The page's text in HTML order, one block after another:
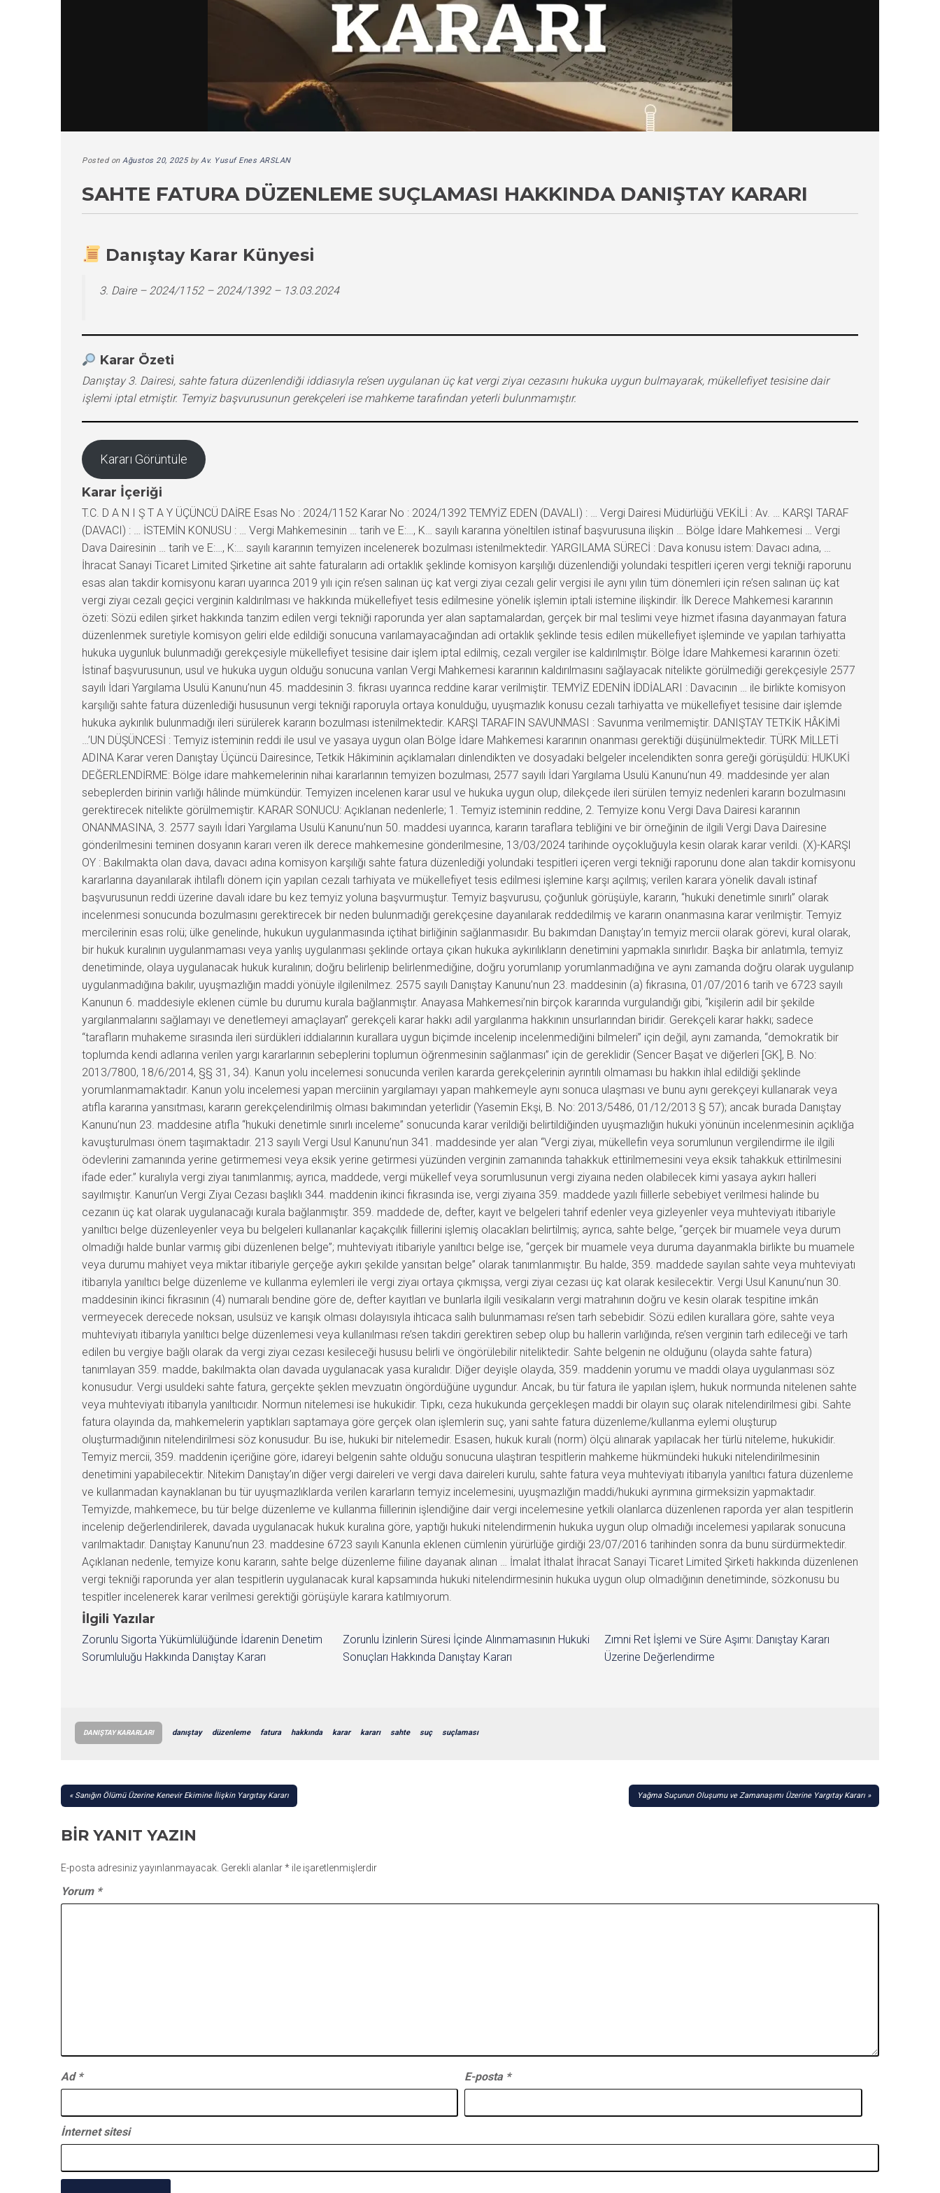
Posted on Ağustos 20, 2025byAv. Yusuf Enes ARSLAN
SAHTE FATURA DÜZENLEME SUÇLAMASI HAKKINDA DANIŞTAY KARARI
Danıştay Karar Künyesi
3. Daire – 2024/1152 – 2024/1392 – 13.03.2024
Karar Özeti
Danıştay 3. Dairesi, sahte fatura düzenlendiği iddiasıyla re’sen uygulanan üç kat vergi ziyaı cezasını hukuka uygun bulmayarak, mükellefiyet tesisine dair
işlemi iptal etmiştir. Temyiz başvurusunun gerekçeleri ise mahkeme tarafından yeterli bulunmamıştır.
Kararı Görüntüle
Karar İçeriği
T.C. D A N I Ş T A Y ÜÇÜNCÜ DAİRE Esas No : 2024/1152 Karar No : 2024/1392 TEMYİZ EDEN (DAVALI) : … Vergi Dairesi Müdürlüğü VEKİLİ : Av. … KARŞI TARAF
(DAVACI) : … İSTEMİN KONUSU : … Vergi Mahkemesinin … tarih ve E:…, K… sayılı kararına yöneltilen istinaf başvurusuna ilişkin … Bölge İdare Mahkemesi … Vergi
Dava Dairesinin … tarih ve E:…, K:… sayılı kararının temyizen incelenerek bozulması istenilmektedir. YARGILAMA SÜRECİ : Dava konusu istem: Davacı adına, …
İhracat Sanayi Ticaret Limited Şirketine ait sahte faturaların adi ortaklık şeklinde komisyon karşılığı düzenlendiği yolundaki tespitleri içeren vergi tekniği raporunu
esas alan takdir komisyonu kararı uyarınca 2019 yılı için re’sen salınan üç kat vergi ziyaı cezalı gelir vergisi ile aynı yılın tüm dönemleri için re’sen salınan üç kat
vergi ziyaı cezalı geçici verginin kaldırılması ve hakkında mükellefiyet tesis edilmesine yönelik işlemin iptali istemine ilişkindir. İlk Derece Mahkemesi kararının
özeti: Sözü edilen şirket hakkında tanzim edilen vergi tekniği raporunda yer alan saptamalardan, gerçek bir mal teslimi veye hizmet ifasına dayanmayan fatura
düzenlenmek suretiyle komisyon geliri elde edildiği sonucuna varılamayacağından adi ortaklık şeklinde tesis edilen mükellefiyet işleminde ve yapılan tarhiyatta
hukuka uygunluk bulunmadığı gerekçesiyle mükellefiyet tesisine dair işlem iptal edilmiş, cezalı vergiler ise kaldırılmıştır. Bölge İdare Mahkemesi kararının özeti:
İstinaf başvurusunun, usul ve hukuka uygun olduğu sonucuna varılan Vergi Mahkemesi kararının kaldırılmasını sağlayacak nitelikte görülmediği gerekçesiyle 2577
sayılı İdari Yargılama Usulü Kanunu’nun 45. maddesinin 3. fıkrası uyarınca reddine karar verilmiştir. TEMYİZ EDENİN İDDİALARI : Davacının … ile birlikte komisyon
karşılığı sahte fatura düzenlediği hususunun vergi tekniği raporuyla ortaya konulduğu, uyuşmazlık konusu cezalı tarhiyatta ve mükellefiyet tesisine dair işlemde
hukuka aykırılık bulunmadığı ileri sürülerek kararın bozulması istenilmektedir. KARŞI TARAFIN SAVUNMASI : Savunma verilmemiştir. DANIŞTAY TETKİK HÂKİMİ
…’UN DÜŞÜNCESİ : Temyiz isteminin reddi ile usul ve yasaya uygun olan Bölge İdare Mahkemesi kararının onanması gerektiği düşünülmektedir. TÜRK MİLLETİ
ADINA Karar veren Danıştay Üçüncü Dairesince, Tetkik Hâkiminin açıklamaları dinlendikten ve dosyadaki belgeler incelendikten sonra gereği görüşüldü: HUKUKİ
DEĞERLENDİRME: Bölge idare mahkemelerinin nihai kararlarının temyizen bozulması, 2577 sayılı İdari Yargılama Usulü Kanunu’nun 49. maddesinde yer alan
sebeplerden birinin varlığı hâlinde mümkündür. Temyizen incelenen karar usul ve hukuka uygun olup, dilekçede ileri sürülen temyiz nedenleri kararın bozulmasını
gerektirecek nitelikte görülmemiştir. KARAR SONUCU: Açıklanan nedenlerle; 1. Temyiz isteminin reddine, 2. Temyize konu Vergi Dava Dairesi kararının
ONANMASINA, 3. 2577 sayılı İdari Yargılama Usulü Kanunu’nun 50. maddesi uyarınca, kararın taraflara tebliğini ve bir örneğinin de ilgili Vergi Dava Dairesine
gönderilmesini teminen dosyanın kararı veren ilk derece mahkemesine gönderilmesine, 13/03/2024 tarihinde oyçokluğuyla kesin olarak karar verildi. (X)-KARŞI
OY : Bakılmakta olan dava, davacı adına komisyon karşılığı sahte fatura düzenlediği yolundaki tespitleri içeren vergi tekniği raporunu done alan takdir komisyonu
kararlarına dayanılarak ihtilaflı dönem için yapılan cezalı tarhiyata ve mükellefiyet tesis edilmesi işlemine karşı açılmış; verilen karara yönelik davalı istinaf
başvurusunun reddi üzerine davalı idare bu kez temyiz yoluna başvurmuştur. Temyiz başvurusu, çoğunluk görüşüyle, kararın, “hukuki denetimle sınırlı” olarak
incelenmesi sonucunda bozulmasını gerektirecek bir neden bulunmadığı gerekçesine dayanılarak reddedilmiş ve kararın onanmasına karar verilmiştir. Temyiz
mercilerinin esas rolü; ülke genelinde, hukukun uygulanmasında içtihat birliğinin sağlanmasıdır. Bu bakımdan Danıştay’ın temyiz mercii olarak görevi, kural olarak,
bir hukuk kuralının uygulanmaması veya yanlış uygulanması şeklinde ortaya çıkan hukuka aykırılıkların denetimini yapmakla sınırlıdır. Başka bir anlatımla, temyiz
denetiminde, olaya uygulanacak hukuk kuralının; doğru belirlenip belirlenmediğine, doğru yorumlanıp yorumlanmadığına ve aynı zamanda doğru olarak uygulanıp
uygulanmadığına bakılır, uyuşmazlığın maddi yönüyle ilgilenilmez. 2575 sayılı Danıştay Kanunu’nun 23. maddesinin (a) fıkrasına, 01/07/2016 tarih ve 6723 sayılı
Kanunun 6. maddesiyle eklenen cümle bu durumu kurala bağlanmıştır. Anayasa Mahkemesi’nin birçok kararında vurgulandığı gibi, “kişilerin adil bir şekilde
yargılanmalarını sağlamayı ve denetlemeyi amaçlayan” gerekçeli karar hakkı adil yargılanma hakkının unsurlarından biridir. Gerekçeli karar hakkı; sadece
“tarafların muhakeme sırasında ileri sürdükleri iddialarının kurallara uygun biçimde incelenip incelenmediğini bilmeleri” için değil, aynı zamanda, “demokratik bir
toplumda kendi adlarına verilen yargı kararlarının sebeplerini toplumun öğrenmesinin sağlanması” için de gereklidir (Sencer Başat ve diğerleri [GK], B. No:
2013/7800, 18/6/2014, §§ 31, 34). Kanun yolu incelemesi sonucunda verilen kararda gerekçelerinin ayrıntılı olmaması bu hakkın ihlal edildiği şeklinde
yorumlanmamaktadır. Kanun yolu incelemesi yapan merciinin yargılamayı yapan mahkemeyle aynı sonuca ulaşması ve bunu aynı gerekçeyi kullanarak veya
atıfla kararına yansıtması, kararın gerekçelendirilmiş olması bakımından yeterlidir (Yasemin Ekşi, B. No: 2013/5486, 01/12/2013 § 57); ancak burada Danıştay
Kanunu’nun 23. maddesine atıfla “hukuki denetimle sınırlı inceleme” sonucunda karar verildiği belirtildiğinden uyuşmazlığın hukuki yönünün incelenmesinin açıklığa
kavuşturulması önem taşımaktadır. 213 sayılı Vergi Usul Kanunu’nun 341. maddesinde yer alan “Vergi ziyaı, mükellefin veya sorumlunun vergilendirme ile ilgili
ödevlerini zamanında yerine getirmemesi veya eksik yerine getirmesi yüzünden verginin zamanında tahakkuk ettirilmemesini veya eksik tahakkuk ettirilmesini
ifade eder.” kuralıyla vergi ziyaı tanımlanmış; ayrıca, maddede, vergi mükellef veya sorumlusunun vergi ziyaına neden olabilecek kimi yasaya aykırı halleri
sayılmıştır. Kanun’un Vergi Ziyaı Cezası başlıklı 344. maddenin ikinci fıkrasında ise, vergi ziyaına 359. maddede yazılı fiillerle sebebiyet verilmesi halinde bu
cezanın üç kat olarak uygulanacağı kurala bağlanmıştır. 359. maddede de, defter, kayıt ve belgeleri tahrif edenler veya gizleyenler veya muhteviyatı itibariyle
yanıltıcı belge düzenleyenler veya bu belgeleri kullananlar kaçakçılık fiillerini işlemiş olacakları belirtilmiş; ayrıca, sahte belge, “gerçek bir muamele veya durum
olmadığı halde bunlar varmış gibi düzenlenen belge”; muhteviyatı itibariyle yanıltıcı belge ise, “gerçek bir muamele veya duruma dayanmakla birlikte bu muamele
veya durumu mahiyet veya miktar itibariyle gerçeğe aykırı şekilde yansıtan belge” olarak tanımlanmıştır. Bu halde, 359. maddede sayılan sahte veya muhteviyatı
itibarıyla yanıltıcı belge düzenleme ve kullanma eylemleri ile vergi ziyaı ortaya çıkmışsa, vergi ziyaı cezası üç kat olarak kesilecektir. Vergi Usul Kanunu’nun 30.
maddesinin ikinci fıkrasının (4) numaralı bendine göre de, defter kayıtları ve bunlarla ilgili vesikaların vergi matrahının doğru ve kesin olarak tespitine imkân
vermeyecek derecede noksan, usulsüz ve karışık olması dolayısıyla ihticaca salih bulunmaması re’sen tarh sebebidir. Sözü edilen kurallara göre, sahte veya
muhteviyatı itibarıyla yanıltıcı belge düzenlemesi veya kullanılması re’sen takdiri gerektiren sebep olup bu hallerin varlığında, re’sen verginin tarh edileceği ve tarh
edilen bu vergiye bağlı olarak da vergi ziyaı cezası kesileceği hususu belirli ve öngörülebilir niteliktedir. Sahte belgenin ne olduğunu (olayda sahte fatura)
tanımlayan 359. madde, bakılmakta olan davada uygulanacak yasa kuralıdır. Diğer deyişle olayda, 359. maddenin yorumu ve maddi olaya uygulanması söz
konusudur. Vergi usuldeki sahte fatura, gerçekte şeklen mevzuatın öngördüğüne uygundur. Ancak, bu tür fatura ile yapılan işlem, hukuk normunda nitelenen sahte
veya muhteviyatı itibarıyla yanıltıcıdır. Normun nitelemesi ise hukukidir. Tıpkı, ceza hukukunda gerçekleşen maddi bir olayın suç olarak nitelendirilmesi gibi. Sahte
fatura olayında da, mahkemelerin yaptıkları saptamaya göre gerçek olan işlemlerin suç, yani sahte fatura düzenleme/kullanma eylemi oluşturup
oluşturmadığının nitelendirilmesi söz konusudur. Bu ise, hukuki bir nitelemedir. Esasen, hukuk kuralı (norm) ölçü alınarak yapılacak her türlü niteleme, hukukidir.
Temyiz mercii, 359. maddenin içeriğine göre, idareyi belgenin sahte olduğu sonucuna ulaştıran tespitlerin mahkeme hükmündeki hukuki nitelendirilmesinin
denetimini yapabilecektir. Nitekim Danıştay’ın diğer vergi daireleri ve vergi dava daireleri kurulu, sahte fatura veya muhteviyatı itibarıyla yanıltıcı fatura düzenleme
ve kullanmadan kaynaklanan bu tür uyuşmazlıklarda verilen kararların temyiz incelemesini, uyuşmazlığın maddi/hukuki ayrımına girmeksizin yapmaktadır.
Temyizde, mahkemece, bu tür belge düzenleme ve kullanma fiillerinin işlendiğine dair vergi incelemesine yetkili olanlarca düzenlenen raporda yer alan tespitlerin
incelenip değerlendirilerek, davada uygulanacak hukuk kuralına göre, yaptığı hukuki nitelendirmenin hukuka uygun olup olmadığı incelemesi yapılarak sonucuna
varılmaktadır. Danıştay Kanunu’nun 23. maddesine 6723 sayılı Kanunla eklenen cümlenin yürürlüğe girdiği 23/07/2016 tarihinden sonra da bunu sürdürmektedir.
Açıklanan nedenle, temyize konu kararın, sahte belge düzenleme fiiline dayanak alınan … İmalat İthalat İhracat Sanayi Ticaret Limited Şirketi hakkında düzenlenen
vergi tekniği raporunda yer alan tespitlerin uygulanacak kural kapsamında hukuki nitelendirmesinin hukuka uygun olup olmadığının denetiminde, sözkonusu bu
tespitler incelenerek karar verilmesi gerektiği görüşüyle karara katılmıyorum.
İlgili Yazılar
Zorunlu Sigorta Yükümlülüğünde İdarenin Denetim
Sorumluluğu Hakkında Danıştay Kararı
Zorunlu İzinlerin Süresi İçinde Alınmamasının Hukuki
Sonuçları Hakkında Danıştay Kararı
Zımni Ret İşlemi ve Süre Aşımı: Danıştay Kararı
Üzerine Değerlendirme
DANIŞTAY KARARLARI danıştay düzenleme fatura hakkında karar kararı sahte suç suçlaması
YAZI
Sanığın Ölümü Üzerine Kenevir Ekimine İlişkin Yargıtay Kararı Yağma Suçunun Oluşumu ve Zamanaşımı Üzerine Yargıtay Kararı
BIR YANIT YAZIN
E-posta adresiniz yayınlanmayacak. Gerekli alanlar* ile işaretlenmişlerdir
Yorum *
Ad * E-posta *
İnternet sitesi